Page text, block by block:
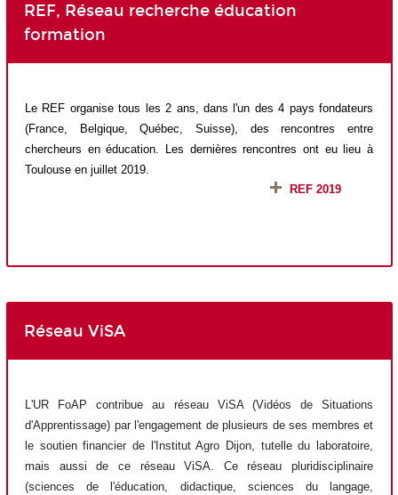
REF, Réseau recherche éducation
formation
Le REF organise tous les 2 ans, dans l'un des 4 pays fondateurs
(France, Belgique, Québec, Suisse), des rencontres entre
chercheurs en éducation. Les dernières rencontres ont eu lieu à
Toulouse en juillet 2019.
REF 2019
Réseau ViSA
L'UR FoAP contribue au réseau ViSA (Vidéos de Situations
d'Apprentissage) par l'engagement de plusieurs de ses membres et
le soutien financier de l'Institut Agro Dijon, tutelle du laboratoire,
mais aussi de ce réseau ViSA. Ce réseau pluridisciplinaire
(sciences de l'éducation, didactique, sciences du langage,